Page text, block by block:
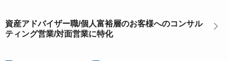
資産アドバイザー職/個人富裕層のお客様へのコンサル
ティング営業/対面営業に特化